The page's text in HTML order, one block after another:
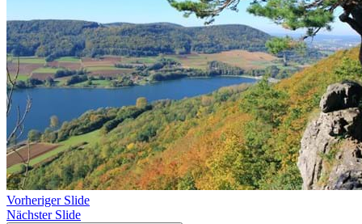
Vorheriger Slide
Nächster Slide